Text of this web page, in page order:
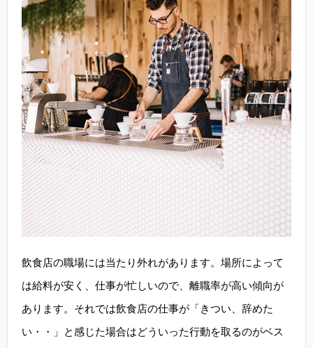
飲食店の職場には当たり外れがあります。場所によって
は給料が安く、仕事が忙しいので、離職率が高い傾向が
あります。それでは飲食店の仕事が「きつい、辞めた
い・・」と感じた場合はどういった行動を取るのがベス